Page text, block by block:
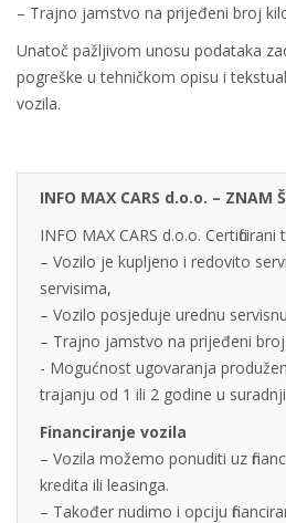
– Trajno jamstvo na prijeđeni broj
Unatoč pažljivom unosu podataka
pogreške u tehničkom opisu i
vozila.
INFO MAX CARS d.o.o. – ZNAM
INFO MAX CARS d.o.o.
– Vozilo je kupljeno i redovito
servisima,
– Vozilo posjeduje urednu
– Trajno jamstvo na prijeđeni
- Mogućnost ugovaranja
trajanju od 1 ili 2 godine u
Financiranje vozila
– Vozila možemo ponuditi uz
kredita ili leasinga.
– Također nudimo i opciju